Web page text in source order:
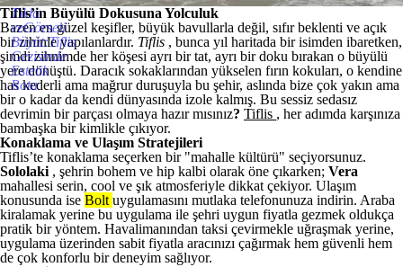
Tıkla
veGörseli
Büyüt:Tiflis
Gezisinde
Estetik
Rota
Tiflis’in Büyülü Dokusuna Yolculuk
Bazen en güzel keşifler, büyük bavullarla değil, sıfır beklenti ve açık
bir zihinle yapılanlardır. Tiflis , bunca yıl haritada bir isimden ibaretken,
şimdi zihnimde her köşesi ayrı bir tat, ayrı bir doku bırakan o büyülü
yere dönüştü. Daracık sokaklarından yükselen fırın kokuları, o kendine
has kederli ama mağrur duruşuyla bu şehir, aslında bize çok yakın ama
bir o kadar da kendi dünyasında izole kalmış. Bu sessiz sedasız
devrimin bir parçası olmaya hazır mısınız? Tiflis , her adımda karşınıza
bambaşka bir kimlikle çıkıyor.
Konaklama ve Ulaşım Stratejileri
Tiflis’te konaklama seçerken bir "mahalle kültürü" seçiyorsunuz.
Sololaki , şehrin bohem ve hip kalbi olarak öne çıkarken; Vera
mahallesi serin, cool ve şık atmosferiyle dikkat çekiyor. Ulaşım
konusunda ise Bolt uygulamasını mutlaka telefonunuza indirin. Araba
kiralamak yerine bu uygulama ile şehri uygun fiyatla gezmek oldukça
pratik bir yöntem. Havalimanından taksi çevirmekle uğraşmak yerine,
uygulama üzerinden sabit fiyatla aracınızı çağırmak hem güvenli hem
de çok konforlu bir deneyim sağlıyor.